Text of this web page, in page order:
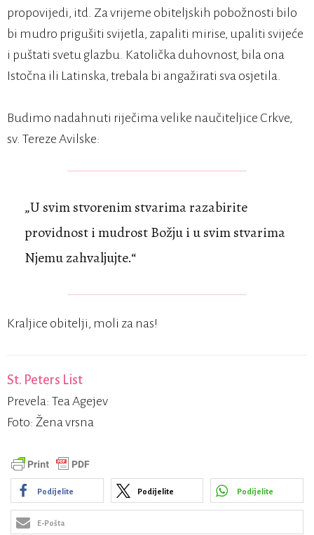
propovijedi, itd. Za vrijeme obiteljskih pobožnosti bilo
bi mudro prigušiti svijetla, zapaliti mirise, upaliti svijeće
i puštati svetu glazbu. Katolička duhovnost, bila ona
Istočna ili Latinska, trebala bi angažirati sva osjetila.
Budimo nadahnuti riječima velike naučiteljice Crkve,
sv. Tereze Avilske:
„U svim stvorenim stvarima razabirite
providnost i mudrost Božju i u svim stvarima
Njemu zahvaljujte.“
Kraljice obitelji, moli za nas!
St. Peters List
Prevela: Tea Agejev
Foto: Žena vrsna
Podijelite Podijelite Podijelite
E-Pošta